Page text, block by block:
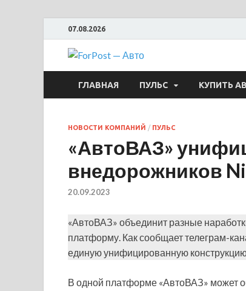
07.08.2026
ГЛАВНАЯ ПУЛЬС КУПИТЬ
НОВОСТИ КОМПАНИЙ / ПУЛЬС
«АвтоВАЗ»
внедорожников
20.09.2023
«АвтоВАЗ» объединит разные
платформу. Как сообщает телеграм-
единую унифицированную
В одной платформе «АвтоВАЗ» может